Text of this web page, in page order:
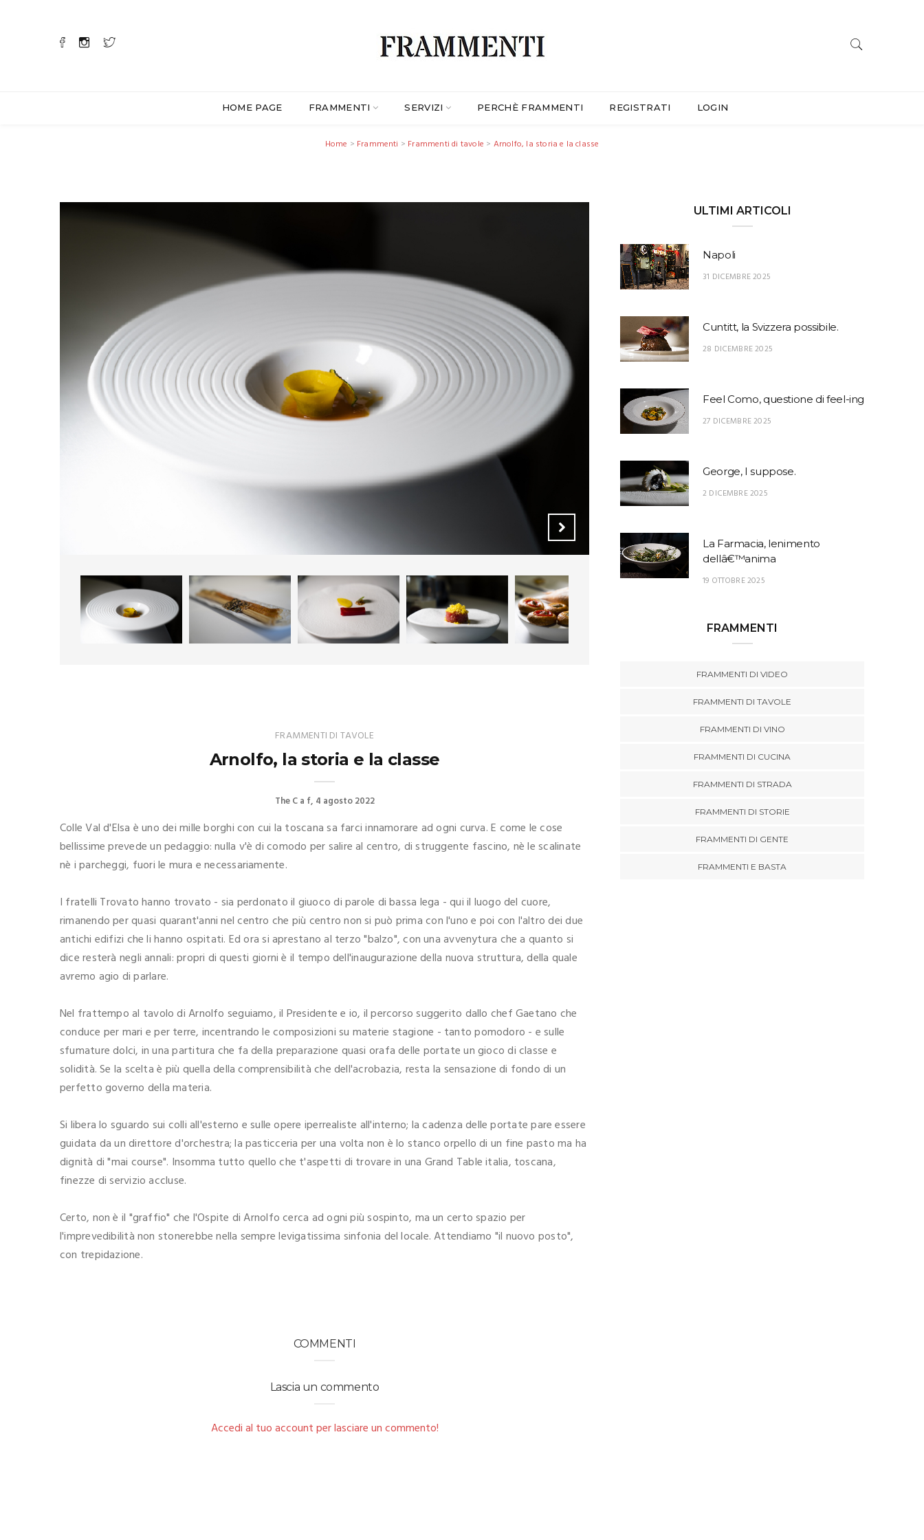
HOME PAGE FRAMMENTI SERVIZI PERCHÈ FRAMMENTI REGISTRATI LOGIN
Home > Frammenti > Frammenti di tavole > Arnolfo, la storia e la classe
FRAMMENTI DI TAVOLE
Arnolfo, la storia e la classe
The C a f 4 agosto 2022
Colle Val d'Elsa è uno dei mille borghi con cui la toscana sa farci innamorare ad ogni curva. E come le cose
bellissime prevede un pedaggio: nulla v'è di comodo per salire al centro, di struggente fascino, nè le scalinate
nè i parcheggi, fuori le mura e necessariamente.
I fratelli Trovato hanno trovato - sia perdonato il giuoco di parole di bassa lega - qui il luogo del cuore,
rimanendo per quasi quarant'anni nel centro che più centro non si può prima con l'uno e poi con l'altro dei due
antichi edifizi che li hanno ospitati. Ed ora si aprestano al terzo "balzo", con una avvenytura che a quanto si
dice resterà negli annali: propri di questi giorni è il tempo dell'inaugurazione della nuova struttura, della quale
avremo agio di parlare.
Nel frattempo al tavolo di Arnolfo seguiamo, il Presidente e io, il percorso suggerito dallo chef Gaetano che
conduce per mari e per terre, incentrando le composizioni su materie stagione - tanto pomodoro - e sulle
sfumature dolci, in una partitura che fa della preparazione quasi orafa delle portate un gioco di classe e
solidità. Se la scelta è più quella della comprensibilità che dell'acrobazia, resta la sensazione di fondo di un
perfetto governo della materia.
Si libera lo sguardo sui colli all'esterno e sulle opere iperrealiste all'interno; la cadenza delle portate pare essere
guidata da un direttore d'orchestra; la pasticceria per una volta non è lo stanco orpello di un fine pasto ma ha
dignità di "mai course". Insomma tutto quello che t'aspetti di trovare in una Grand Table italia, toscana,
finezze di servizio accluse.
Certo, non è il "graffio" che l'Ospite di Arnolfo cerca ad ogni più sospinto, ma un certo spazio per
l'imprevedibilità non stonerebbe nella sempre levigatissima sinfonia del locale. Attendiamo "il nuovo posto",
con trepidazione.
COMMENTI
Lascia un commento
Accedi al tuo account per lasciare un commento!
ULTIMI ARTICOLI
Napoli
31 DICEMBRE 2025
Cuntitt, la Svizzera possibile.
28 DICEMBRE 2025
Feel Como, questione di feel-ing
27 DICEMBRE 2025
George, I suppose.
2 DICEMBRE 2025
La Farmacia, lenimento
dellâ€™anima
19 OTTOBRE 2025
FRAMMENTI
FRAMMENTI DI VIDEO
FRAMMENTI DI TAVOLE
FRAMMENTI DI VINO
FRAMMENTI DI CUCINA
FRAMMENTI DI STRADA
FRAMMENTI DI STORIE
FRAMMENTI DI GENTE
FRAMMENTI E BASTA